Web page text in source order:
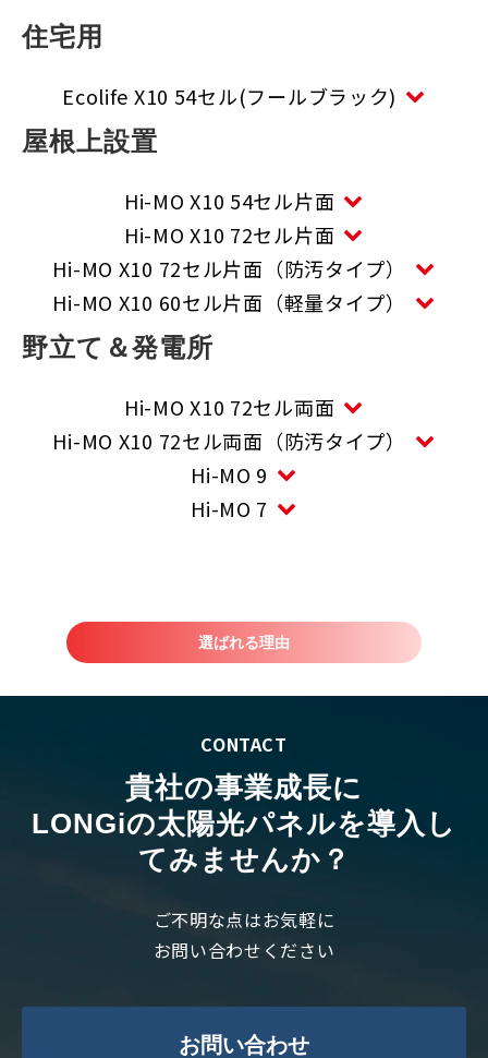
住宅用
Ecolife X10 54セル(フールブラック)
屋根上設置
Hi-MO X10 54セル片面
Hi-MO X10 72セル片面
Hi-MO X10 72セル片面（防汚タイプ）
Hi-MO X10 60セル片面（軽量タイプ）
野立て＆発電所
Hi-MO X10 72セル両面
Hi-MO X10 72セル両面（防汚タイプ）
Hi-MO 9
Hi-MO 7
選ばれる理由
CONTACT
貴社の事業成長に
LONGiの太陽光パネルを導入し
てみませんか？
ご不明な点はお気軽に
お問い合わせください
お問い合わせ